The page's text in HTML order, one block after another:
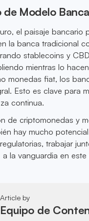
de Modelo
el paisaje bancario
la banca tradicional
stablecoins y
mientras lo
monedas fiat, los
Esto es clave para
continua.
de criptomonedas y
hay mucho
trabajar
la vanguardia en
Article by
Equipo de